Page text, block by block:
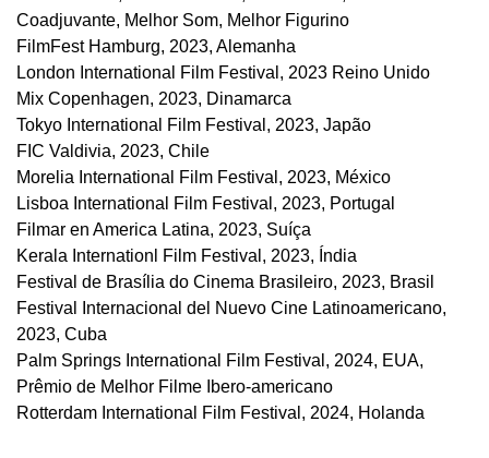
Coadjuvante, Melhor Som, Melhor Figurino
FilmFest Hamburg, 2023, Alemanha
London International Film Festival, 2023 Reino Unido
Mix Copenhagen, 2023, Dinamarca
Tokyo International Film Festival, 2023, Japão
FIC Valdivia, 2023, Chile
Morelia International Film Festival, 2023, México
Lisboa International Film Festival, 2023, Portugal
Filmar en America Latina, 2023, Suíça
Kerala Internationl Film Festival, 2023, Índia
Festival de Brasília do Cinema Brasileiro, 2023, Brasil
Festival Internacional del Nuevo Cine Latinoamericano,
2023, Cuba
Palm Springs International Film Festival, 2024, EUA,
Prêmio de Melhor Filme Ibero-americano
Rotterdam International Film Festival, 2024, Holanda